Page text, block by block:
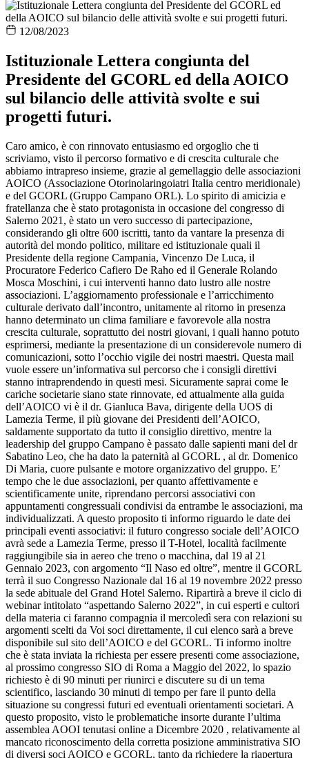
12/08/2023
Istituzionale Lettera congiunta del
Presidente del GCORL ed della AOICO
sul bilancio delle attività svolte e sui
progetti futuri.
Caro amico, è con rinnovato entusiasmo ed orgoglio che ti
scriviamo, visto il percorso formativo e di crescita culturale che
abbiamo intrapreso insieme, grazie al gemellaggio delle associazioni
AOICO (Associazione Otorinolaringoiatri Italia centro meridionale)
e del GCORL (Gruppo Campano ORL). Lo spirito di amicizia e
fratellanza che è stato protagonista in occasione del congresso di
Salerno 2021, è stato un vero successo di partecipazione,
considerando gli oltre 600 iscritti, tanto da vantare la presenza di
autorità del mondo politico, militare ed istituzionale quali il
Presidente della regione Campania, Vincenzo De Luca, il
Procuratore Federico Cafiero De Raho ed il Generale Rolando
Mosca Moschini, i cui interventi hanno dato lustro alle nostre
associazioni. L’aggiornamento professionale e l’arricchimento
culturale derivato dall’incontro, unitamente al ritorno in presenza
hanno determinato un clima familiare e favorevole alla nostra
crescita culturale, soprattutto dei nostri giovani, i quali hanno potuto
esprimersi, mediante la presentazione di un considerevole numero di
comunicazioni, sotto l’occhio vigile dei nostri maestri. Questa mail
vuole essere un’informativa sul percorso che i consigli direttivi
stanno intraprendendo in questi mesi. Sicuramente saprai come le
cariche societarie siano state rinnovate, ed attualmente alla guida
dell’AOICO vi è il dr. Gianluca Bava, dirigente della UOS di
Lamezia Terme, il più giovane dei Presidenti dell’AOICO,
saldamente supportato da tutto il consiglio direttivo, mentre la
leadership del gruppo Campano è passato dalle sapienti mani del dr
Sabatino Leo, che ha dato la paternità al GCORL , al dr. Domenico
Di Maria, cuore pulsante e motore organizzativo del gruppo. E’
tempo che le due associazioni, per quanto affettivamente e
scientificamente unite, riprendano percorsi associativi con
appuntamenti congressuali condivisi da entrambe le associazioni, ma
individualizzati. A questo proposito ti informo riguardo le date dei
principali eventi associativi: il futuro congresso sociale dell’AOICO
avrà sede a Lamezia Terme, presso il T-Hotel, località facilmente
raggiungibile sia in aereo che treno o macchina, dal 19 al 21
Gennaio 2023, con argomento “Il Naso ed oltre”, mentre il GCORL
terrà il suo Congresso Nazionale dal 16 al 19 novembre 2022 presso
la sede abituale del Grand Hotel Salerno. Ripartirà a breve il ciclo di
webinar intitolato “aspettando Salerno 2022”, in cui esperti e cultori
della materia ci faranno compagnia il mercoledì sera con relazioni su
argomenti scelti da Voi soci direttamente, il cui elenco sarà a breve
disponibile sul sito dell’AOICO e del GCORL. Ti informo inoltre
che è stata inviata la richiesta per essere presenti come associazione,
al prossimo congresso SIO di Roma a Maggio del 2022, lo spazio
richiesto è di 90 minuti per riunirci e discutere su di un tema
scientifico, lasciando 30 minuti di tempo per fare il punto della
situazione su congressi futuri ed eventuali orientamenti societari. A
questo proposito, visto le problematiche insorte durante l’ultima
assemblea AOOI tenutasi online a Dicembre 2020 , relativamente al
mancato riconoscimento della corretta posizione amministrativa SIO
di diversi soci AOICO e GCORL, tanto da richiedere la riapertura